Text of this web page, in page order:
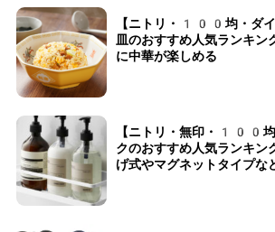
【ニトリ・100均・ダイ
皿のおすすめ人気ランキ
に中華が楽しめる
【ニトリ・無印・100均
クのおすすめ人気ランキ
げ式やマグネットタイプな